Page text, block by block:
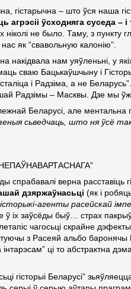
гістарычна – што ўся наша
агрэсіі ўсходняга суседа
ніколі не было. Таму, з пункту
як “свавольную калонію”.
накідвала нам уяўленьні, у
сваю Бацькаўшчыну і
і Радзіма, а не
Радзімы – Масквы. Дзе мы
Беларусі, але
сьведчаць, што ня ўсё
спрабавалі верна расставіць
дзяржаўнасьці (як і
агенты расейскай
іх заўсёды быў… страх
чагосьці скрайне
з Расеяй альбо
ці то абстрактна
гісторыі Беларусі”